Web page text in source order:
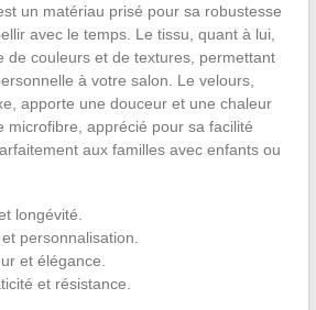
un matériau prisé pour sa robustesse
avec le temps. Le tissu, quant à lui,
de couleurs et de textures, permettant
à votre salon. Le velours,
apporte une douceur et une chaleur
microfibre, apprécié pour sa facilité
aux familles avec enfants ou
longévité.
personnalisation.
et élégance.
et résistance.